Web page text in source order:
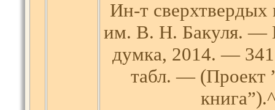
Ин-т сверхтвердых
им. В. Н. Бакуля. —
думка, 2014. —
табл. — (Проект